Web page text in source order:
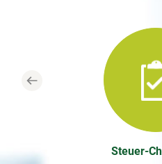
Steuer-
Previous